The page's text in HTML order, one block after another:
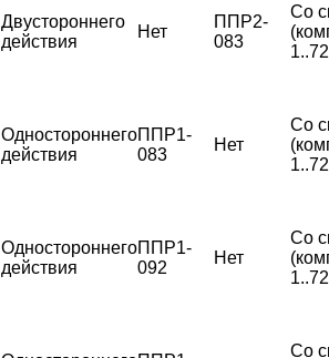
Двустороннего
действия
Нет
ППР2-
083
Со
Одностороннего
действия
ППР1-
083
Нет
Со
Одностороннего
действия
ППР1-
092
Нет
Со
Со